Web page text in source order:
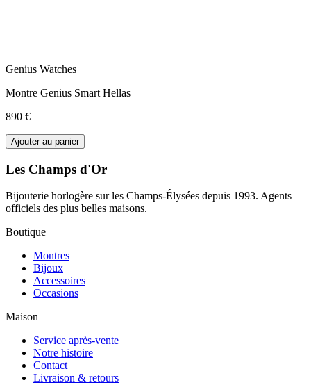
Genius Watches
Montre Genius Smart Hellas
890 €
Ajouter au panier
Les Champs d'Or
Bijouterie horlogère sur les Champs-Élysées depuis 1993. Agents
officiels des plus belles maisons.
Boutique
Montres
Bijoux
Accessoires
Occasions
Maison
Service après-vente
Notre histoire
Contact
Livraison & retours